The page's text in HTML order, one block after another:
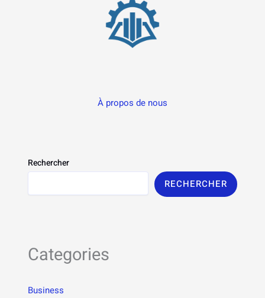
À propos de nous
Rechercher
RECHERCHER
Categories
Business